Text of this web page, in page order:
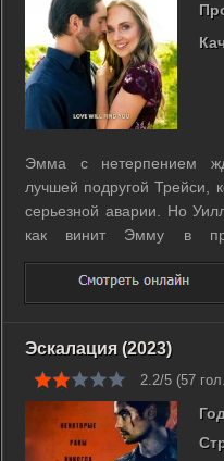
Эмма с нетерпением
лучшей подругой Трейси,
серьезной аварии. Но
как винит Эмму в
обстоятельства
и теперь им придется
Эскалация (2023)
2.2/5 (57